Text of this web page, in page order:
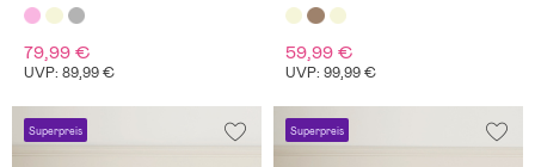
79,99 €
UVP: 89,99 €
59,99 €
UVP: 99,99 €
Superpreis Superpreis